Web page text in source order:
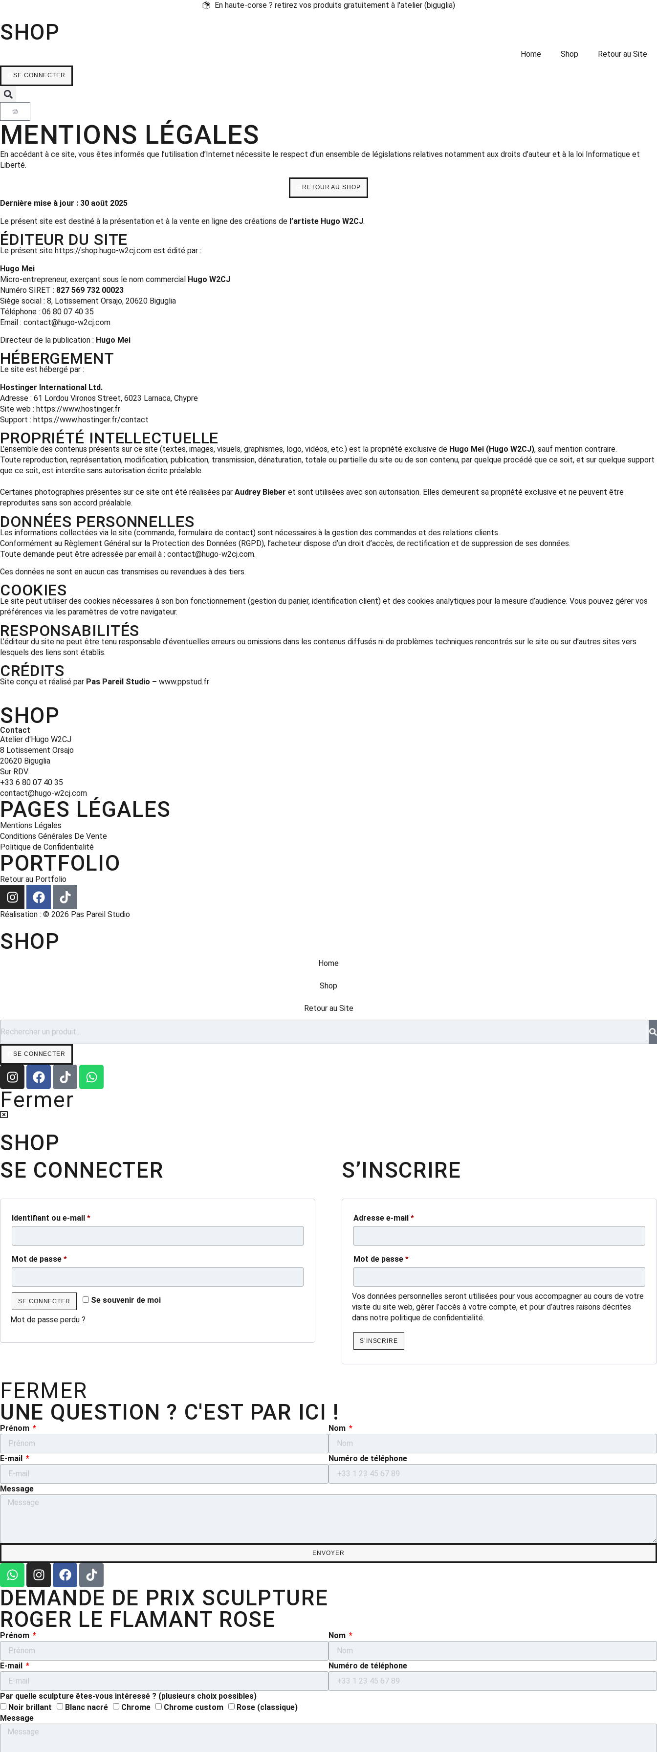
En haute-corse ? retirez vos produits gratuitement à l'atelier (biguglia)
SHOP
Home Shop Retour au Site
SE CONNECTER
MENTIONS LÉGALES
En accédant à ce site, vous êtes informés que l’utilisation d’Internet nécessite le respect d’un ensemble de législations relatives notamment aux droits d’auteur et à la loi Informatique et
Liberté.
RETOUR AU SHOP
Dernière mise à jour : 30 août 2025
Le présent site est destiné à la présentation et à la vente en ligne des créations de l’artiste Hugo W2CJ.
ÉDITEUR DU SITE
Le présent site https://shop.hugo-w2cj.com est édité par :
Hugo Mei
Micro-entrepreneur, exerçant sous le nom commercial Hugo W2CJ
Numéro SIRET : 827 569 732 00023
Siège social : 8, Lotissement Orsajo, 20620 Biguglia
Téléphone : 06 80 07 40 35
Email : contact@hugo-w2cj.com
Directeur de la publication : Hugo Mei
HÉBERGEMENT
Le site est hébergé par :
Hostinger International Ltd.
Adresse : 61 Lordou Vironos Street, 6023 Larnaca, Chypre
Site web : https://www.hostinger.fr
Support : https://www.hostinger.fr/contact
PROPRIÉTÉ INTELLECTUELLE
L’ensemble des contenus présents sur ce site (textes, images, visuels, graphismes, logo, vidéos, etc.) est la propriété exclusive de Hugo Mei (Hugo W2CJ), sauf mention contraire.
Toute reproduction, représentation, modification, publication, transmission, dénaturation, totale ou partielle du site ou de son contenu, par quelque procédé que ce soit, et sur quelque support
que ce soit, est interdite sans autorisation écrite préalable.
Certaines photographies présentes sur ce site ont été réalisées par Audrey Bieber et sont utilisées avec son autorisation. Elles demeurent sa propriété exclusive et ne peuvent être
reproduites sans son accord préalable.
DONNÉES PERSONNELLES
Les informations collectées via le site (commande, formulaire de contact) sont nécessaires à la gestion des commandes et des relations clients.
Conformément au Règlement Général sur la Protection des Données (RGPD), l’acheteur dispose d’un droit d’accès, de rectification et de suppression de ses données.
Toute demande peut être adressée par email à : contact@hugo-w2cj.com.
Ces données ne sont en aucun cas transmises ou revendues à des tiers.
COOKIES
Le site peut utiliser des cookies nécessaires à son bon fonctionnement (gestion du panier, identification client) et des cookies analytiques pour la mesure d’audience. Vous pouvez gérer vos
préférences via les paramètres de votre navigateur.
RESPONSABILITÉS
L’éditeur du site ne peut être tenu responsable d’éventuelles erreurs ou omissions dans les contenus diffusés ni de problèmes techniques rencontrés sur le site ou sur d’autres sites vers
lesquels des liens sont établis.
CRÉDITS
Site conçu et réalisé par Pas Pareil Studio – www.ppstud.fr
SHOP
Contact
Atelier d'Hugo W2CJ
8 Lotissement Orsajo
20620 Biguglia
Sur RDV.
+33 6 80 07 40 35
contact@hugo-w2cj.com
PAGES LÉGALES
Mentions Légales
Conditions Générales De Vente
Politique de Confidentialité
PORTFOLIO
Retour au Portfolio
Réalisation : © 2026 Pas Pareil Studio
SHOP
Home
Shop
Retour au Site
SE CONNECTER
Fermer
SHOP
SE CONNECTER
Identifiant ou e-mail *
Mot de passe *
Se souvenir de moi
SE CONNECTER
Mot de passe perdu ?
S’INSCRIRE
Adresse e-mail *
Mot de passe *
Vos données personnelles seront utilisées pour vous accompagner au cours de votre
visite du site web, gérer l’accès à votre compte, et pour d’autres raisons décrites
dans notre politique de confidentialité.
S’INSCRIRE
FERMER
UNE QUESTION ? C'EST PAR ICI !
Prénom Nom
E-mail Numéro de téléphone
Message
ENVOYER
DEMANDE DE PRIX SCULPTURE
ROGER LE FLAMANT ROSE
Prénom Nom
E-mail Numéro de téléphone
Par quelle sculpture êtes-vous intéressé ? (plusieurs choix possibles)
Noir brillant
Blanc nacré Chrome Chrome custom
Rose (classique)
Message